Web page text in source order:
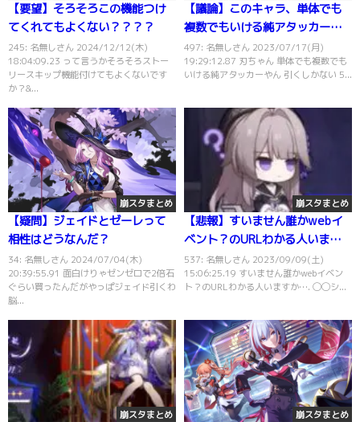
【要望】そろそろこの機能つけ
てくれてもよくない？？？？
245: 名無しさん 2024/12/12(木)
18:04:09.23 って言うかそろそろストー
リースキップ機能付けてもよくないです
か？&...
【議論】このキャラ、単体でも
複数でもいける純アタッカーや
ん
497: 名無しさん 2023/07/17(月)
19:29:12.87 刃ちゃん 単体でも複数でも
いける純アタッカーやん 引くしかない 5...
崩スタまとめ
【疑問】ジェイドとゼーレって
相性はどうなんだ？
34: 名無しさん 2024/07/04(木)
20:39:55.91 面白けりゃゼンゼロで2倍石
ぐらい買ったんだがやっぱジェイド引くわ
脳...
崩スタまとめ
【悲報】すいません誰かwebイ
ベント？のURLわかる人います
か…
537: 名無しさん 2023/09/09(土)
15:06:25.19 すいません誰かwebイベン
ト？のURLわかる人いますか…. ◯◯シ...
崩スタまとめ 崩スタまとめ